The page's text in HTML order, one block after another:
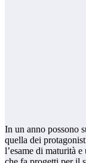
In un anno possono
quella dei
l’esame di maturità